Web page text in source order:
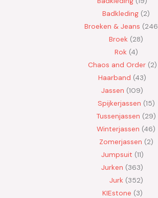
Badkleding 2
Broeken & Jeans 246
Broek 28
Rok 4
Chaos and Order 2
Haarband 43
Jassen 109
Spijkerjassen 15
Tussenjassen 29
Winterjassen 46
Zomerjassen 2
Jumpsuit 11
Jurken 363
Jurk 352
KIEstone 3